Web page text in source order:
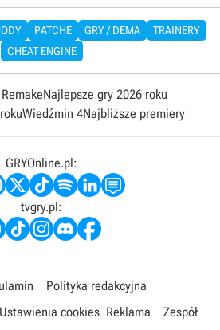
PATCHE GRY / DEMA
TRAINERY
CHEAT ENGINE
Najlepsze gry 2026 roku
Wiedźmin 4Najbliższe premiery
GRYOnline.pl:
tvgry.pl:
Polityka redakcyjna
Ustawienia cookies Reklama Zespół